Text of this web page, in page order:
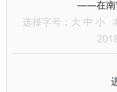
——在南
选择字号： 大 中 小